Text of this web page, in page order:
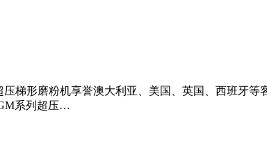
梯形磨粉机享誉澳大利亚、美国、英国、西班牙
系列超压…